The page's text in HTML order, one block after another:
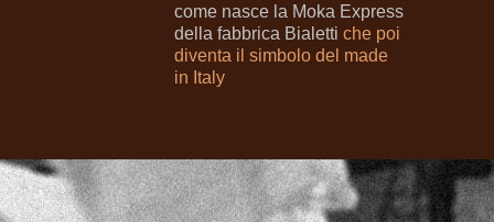
come nasce la Moka Express
della fabbrica Bialetti che poi
diventa il simbolo del made
in Italy